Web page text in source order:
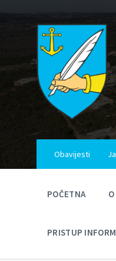
to
content
to
navigation
to
Obavijesti
POČETNA
PRISTUP